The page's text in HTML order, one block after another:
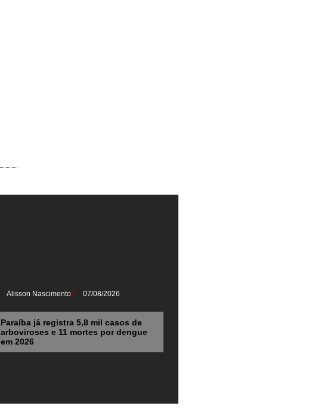
Alisson Nascimento 07/08/2026
Paraíba já registra 5,8 mil casos de
arboviroses e 11 mortes por dengue
em 2026